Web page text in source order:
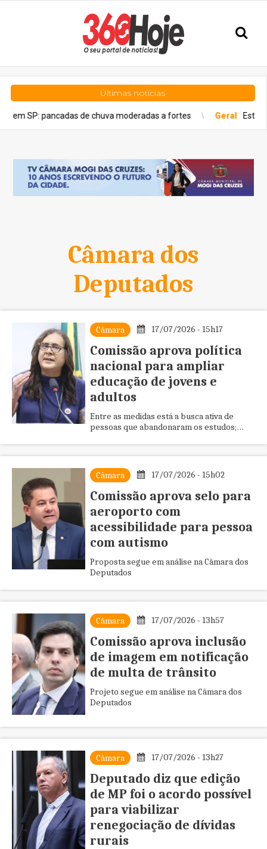
Últimas notícias
de chuva moderadas a fortes Geral Estado de São
Câmara dos
Deputados
Câmara 17/07/2026 - 15h17
Comissão aprova política
nacional para ampliar
educação de jovens e
adultos
Entre as medidas está a busca ativa de
pessoas que abandonaram os estudos;
Câmara 17/07/2026 - 15h02
Comissão aprova selo para
aeroporto com
acessibilidade para pessoa
com autismo
Proposta segue em análise na Câmara dos
Deputados
Câmara 17/07/2026 - 13h57
Comissão aprova inclusão
de imagem em notificação
de multa de trânsito
Projeto segue em análise na Câmara dos
Deputados
Câmara 17/07/2026 - 13h27
Deputado diz que edição
de MP foi o acordo possível
para viabilizar
renegociação de dívidas
rurais